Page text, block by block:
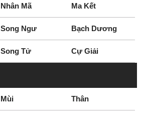
Nhân Mã Ma Kết
Song Ngư Bạch Dương
Song Tử Cự Giải
Mùi Thân